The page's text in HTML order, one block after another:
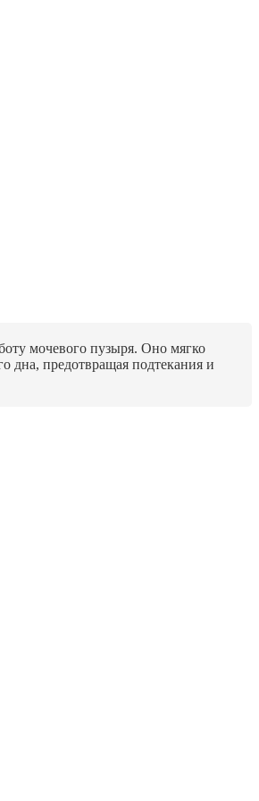
мочевого пузыря. Оно мягко
дна, предотвращая подтекания и